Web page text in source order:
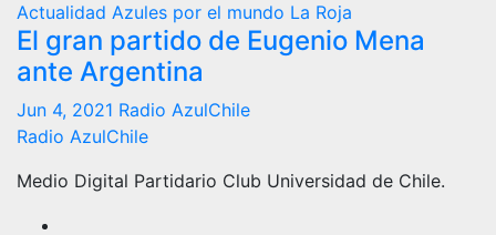
Actualidad Azules por el mundo La Roja
El gran partido de Eugenio Mena
ante Argentina
Jun 4, 2021 Radio AzulChile
Radio AzulChile
Medio Digital Partidario Club Universidad de Chile.